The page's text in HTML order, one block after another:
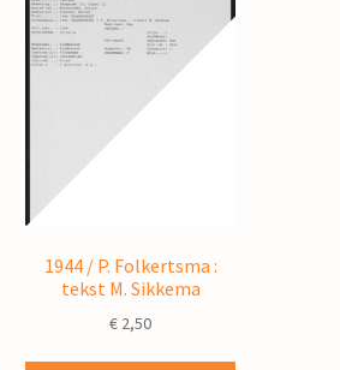
1944 / P. Folkertsma :
tekst M. Sikkema
€ 2,50